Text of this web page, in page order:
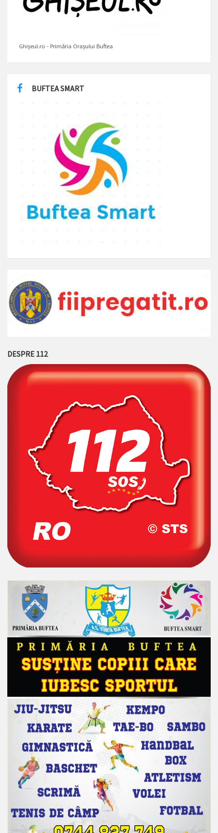
Ghișeul.ro - Primăria Orașului Buftea
BUFTEA SMART
DESPRE 112